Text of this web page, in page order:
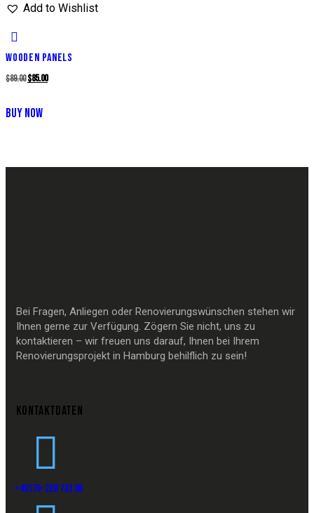
Add to Wishlist
WOODEN PANELS
$89.00$85.00
BUY NOW
Bei Fragen, Anliegen oder Renovierungswünschen stehen wir
Ihnen gerne zur Verfügung. Zögern Sie nicht, uns zu
kontaktieren – wir freuen uns darauf, Ihnen bei Ihrem
Renovierungsprojekt in Hamburg behilflich zu sein!
KONTAKTDATEN
+49176-228 733 86